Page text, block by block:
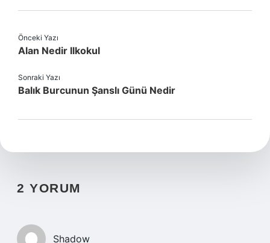
Önceki Yazı
Alan Nedir Ilkokul
Sonraki Yazı
Balık Burcunun Şanslı Günü Nedir
2 YORUM
Shadow